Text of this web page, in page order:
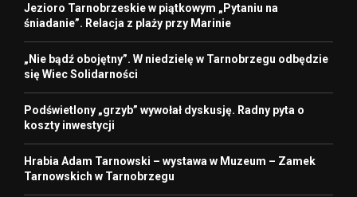
Jezioro Tarnobrzeskie w piątkowym „Pytaniu na
śniadanie”. Relacja z plaży przy Marinie
„Nie bądź obojętny”. W niedzielę w Tarnobrzegu odbędzie
się Wiec Solidarności
Podświetlony „grzyb” wywołał dyskusję. Radny pyta o
koszty inwestycji
Hrabia Adam Tarnowski – wystawa w Muzeum – Zamek
Tarnowskich w Tarnobrzegu